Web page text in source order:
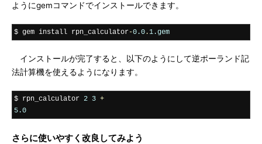
ようにgemコマンドでインストールできます。
$ gem install rpn_calculator-0.0 .1.gem
インストールが完了すると、以下のようにして逆ポーランド記
法計算機を使えるようになります。
$ rpn_calculator 2 3 +
5.0
さらに使いやすく改良してみよう